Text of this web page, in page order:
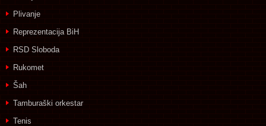
Plivanje
Reprezentacija BiH
RSD Sloboda
Rukomet
Šah
Tamburaški orkestar
Tenis